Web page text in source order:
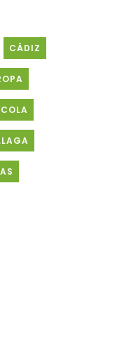
CÁDIZ